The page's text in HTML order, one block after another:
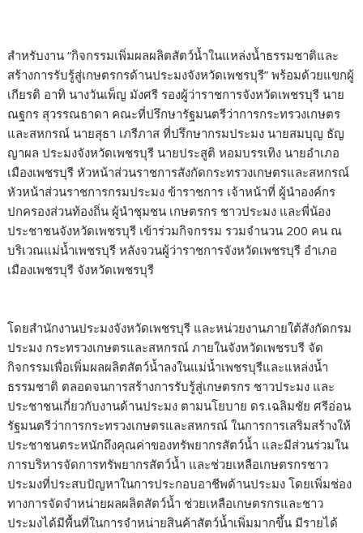
สำหรับงาน “กิจกรรมเพิ่มผลผลิตสัตว์น้ำในแหล่งน้ำธรรมชาติและ
สร้างการรับรู้สู่เกษตรกรด้านประมงจังหวัดเพชรบุรี” พร้อมด้วยแขกผู้
เกียรติ อาทิ นางวันเพ็ญ มังศรี รองผู้ว่าราชการจังหวัดเพชรบุรี นาย
ณฐกร สุวรรณธาดา คณะที่ปรึกษารัฐมนตรีว่าการกระทรวงเกษตร
และสหกรณ์ นายสุธา เภรีภาส ที่ปรึกษากรมประมง นายสมบุญ ธัญ
ญาผล ประมงจังหวัดเพชรบุรี นายประสูติ หอมบรรเทิง นายอำเภอ
เมืองเพชรบุรี หัวหน้าส่วนราชการสังกัดกระทรวงเกษตรและสหกรณ์
หัวหน้าส่วนราชการกรมประมง ข้าราชการ เจ้าหน้าที่ ผู้นำองค์กร
ปกครองส่วนท้องถิ่น ผู้นำชุมชน เกษตรกร ชาวประมง และพี่น้อง
ประชาชนจังหวัดเพชรบุรี เข้าร่วมกิจกรรม รวมจำนวน 200 คน ณ
บริเวณแม่น้ำเพชรบุรี หลังจวนผู้ว่าราชการจังหวัดเพชรบุรี อำเภอ
เมืองเพชรบุรี จังหวัดเพชรบุรี
โดยสำนักงานประมงจังหวัดเพชรบุรี และหน่วยงานภายใต้สังกัดกรม
ประมง กระทรวงเกษตรและสหกรณ์ ภายในจังหวัดเพชรบรี จัด
กิจกรรมเพื่อเพิ่มผลผลิตสัตว์น้ำลงในแม่น้ำเพชรบุรีและแหล่งน้ำ
ธรรมชาติ ตลอดจนการสร้างการรับรู้สู่เกษตรกร ชาวประมง และ
ประชาชนเกี่ยวกับงานด้านประมง ตามนโยบาย ดร.เฉลิมชัย ศรีอ่อน
รัฐมนตรีว่าการกระทรวงเกษตรและสหกรณ์ ในการการเสริมสร้างให้
ประชาชนตระหนักถึงคุณค่าของทรัพยากรสัตว์น้ำ และมีส่วนร่วมใน
การบริหารจัดการทรัพยากรสัตว์น้ำ และช่วยเหลือเกษตรกรชาว
ประมงที่ประสบปัญหาในการประกอบอาชีพด้านประมง โดยเพิ่มช่อง
ทางการจัดจำหน่ายผลผลิตสัตว์น้ำ ช่วยเหลือเกษตรกรและชาว
ประมงได้มีพื้นที่ในการจำหน่ายสินค้าสัตว์น้ำเพิ่มมากขึ้น มีรายได้